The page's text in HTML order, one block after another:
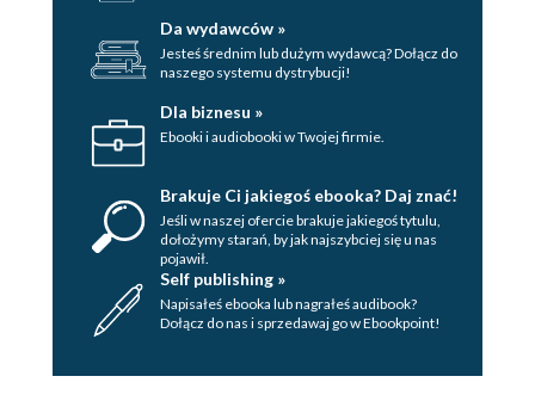
Da wydawców »
Jesteś średnim lub dużym wydawcą? Dołącz do
naszego systemu dystrybucji!
Dla biznesu »
Ebooki i audiobooki w Twojej firmie.
Brakuje Ci jakiegoś ebooka? Daj znać!
Jeśli w naszej ofercie brakuje jakiegoś tytulu,
dołożymy starań, by jak najszybciej się u nas
pojawił.
Self publishing »
Napisałeś ebooka lub nagrałeś audibook?
Dołącz do nas i sprzedawaj go w Ebookpoint!